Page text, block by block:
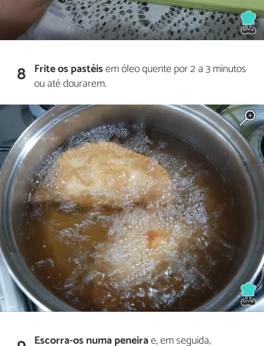
8 Frite os pastéisem óleo quente por 2 a 3 minutos
ou até dourarem.
Escorra-os numa peneirae, em seguida,